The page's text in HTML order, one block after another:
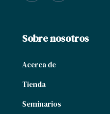
Sobre nosotros
Acerca de
Tienda
Seminarios